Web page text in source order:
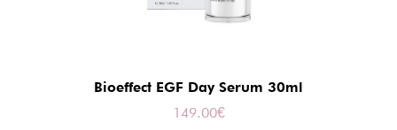
Bioeffect EGF Day Serum 30ml
149.00€